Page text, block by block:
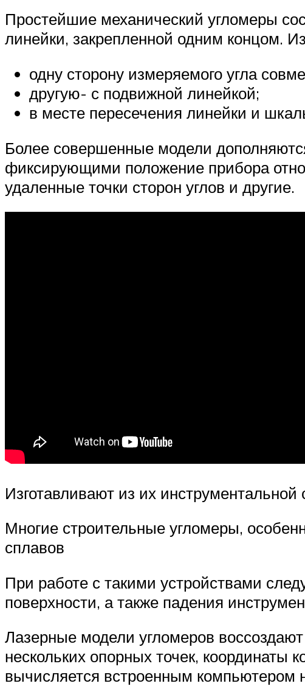
Простейшие механический угломеры
линейки, закрепленной одним концом.
одну сторону измеряемого угла
другую- с подвижной линейкой;
в месте пересечения линейки и
Более совершенные модели
фиксирующими положение прибора
удаленные точки сторон углов и другие.
Изготавливают из их
Многие строительные угломеры,
сплавов
При работе с такими устройствами
поверхности, а также падения
Лазерные модели угломеров
нескольких опорных точек,
вычисляется встроенным компьютером